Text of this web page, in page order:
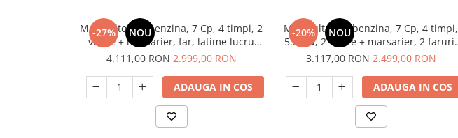
Deshidratoare carne & fructe &
Vibratoare beton
Rotopercutoare
Suflante & Aspiratoare
Taietoare de Beton & Asfalt
-27% NOU
Motocultor pe benzina, 7 Cp, 4 timpi, 2
viteze + marsarier, far, latime lucru
1200mm, 208 cm³, accesorii incluse,
4.111,00 RON2.999,00 RON
ADAUGA IN COS
-20% NOU
Motocultor pe benzina, 7 Cp, 4 timpi,
5.2 Kw, 2 viteze + marsarier, 2 faruri,
latime lucru 1200mm, 212 cm³, RAIDER
3.117,00 RON2.499,00 RON
ADAUGA IN COS